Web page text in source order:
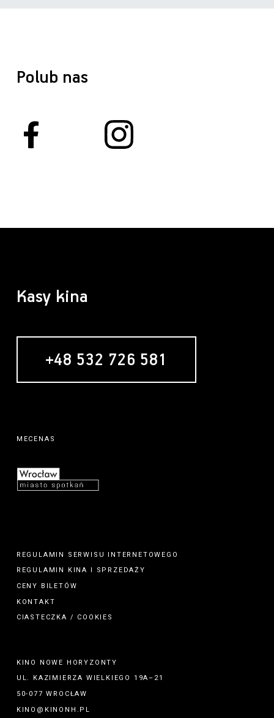
Polub nas
Kasy kina
+48 532 726 581
MECENAS
REGULAMIN SERWISU INTERNETOWEGO
REGULAMIN
KINA
SPRZEDAŻY
CENY BILETÓW
KONTAKT
CIASTECZKA / COOKIES
KINO NOWE HORYZONTY
UL. KAZIMIERZA WIELKIEGO 19A–21
50-077 WROCŁAW
KINO@KINONH.PL